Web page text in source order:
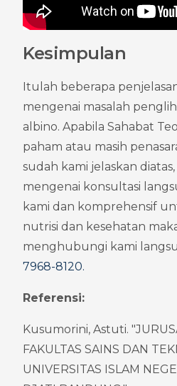
Kesimpulan
Itulah beberapa
mengenai masalah
albino. Apabila Sahabat
paham atau masih
sudah kami jelaskan
mengenai konsultasi
kami dan komprehensif
nutrisi dan kesehatan
menghubungi kami
7968-8120.
Referensi:
Kusumorini, Astuti.
FAKULTAS SAINS DAN
UNIVERSITAS ISLAM